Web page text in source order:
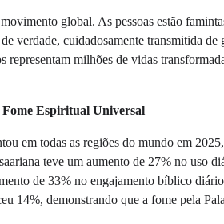
global. As pessoas estão
verdade, cuidadosamente transmitida de
representam milhões de vidas
Espiritual Universal
em todas as regiões do mundo em
teve um aumento de 27% no uso
de 33% no engajamento bíblico
14%, demonstrando que a fome pela